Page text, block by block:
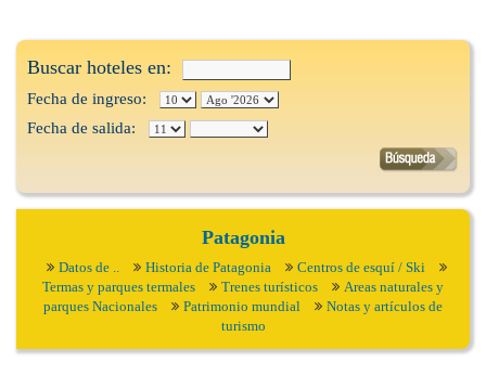
Buscar hoteles en:
Fecha de ingreso:
Fecha de salida:
Patagonia
Datos de .. Historia de Patagonia
Centros de esquí / Ski
Termas y parques termales
Trenes turísticos
Areas naturales y
parques Nacionales
Patrimonio mundial
Notas y artículos de
turismo